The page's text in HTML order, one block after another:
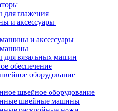
для глажения
и аксессуары
и аксессуары
машины
для вязальных машин
обеспечение
оборудование
швейное оборудование
швейные машины